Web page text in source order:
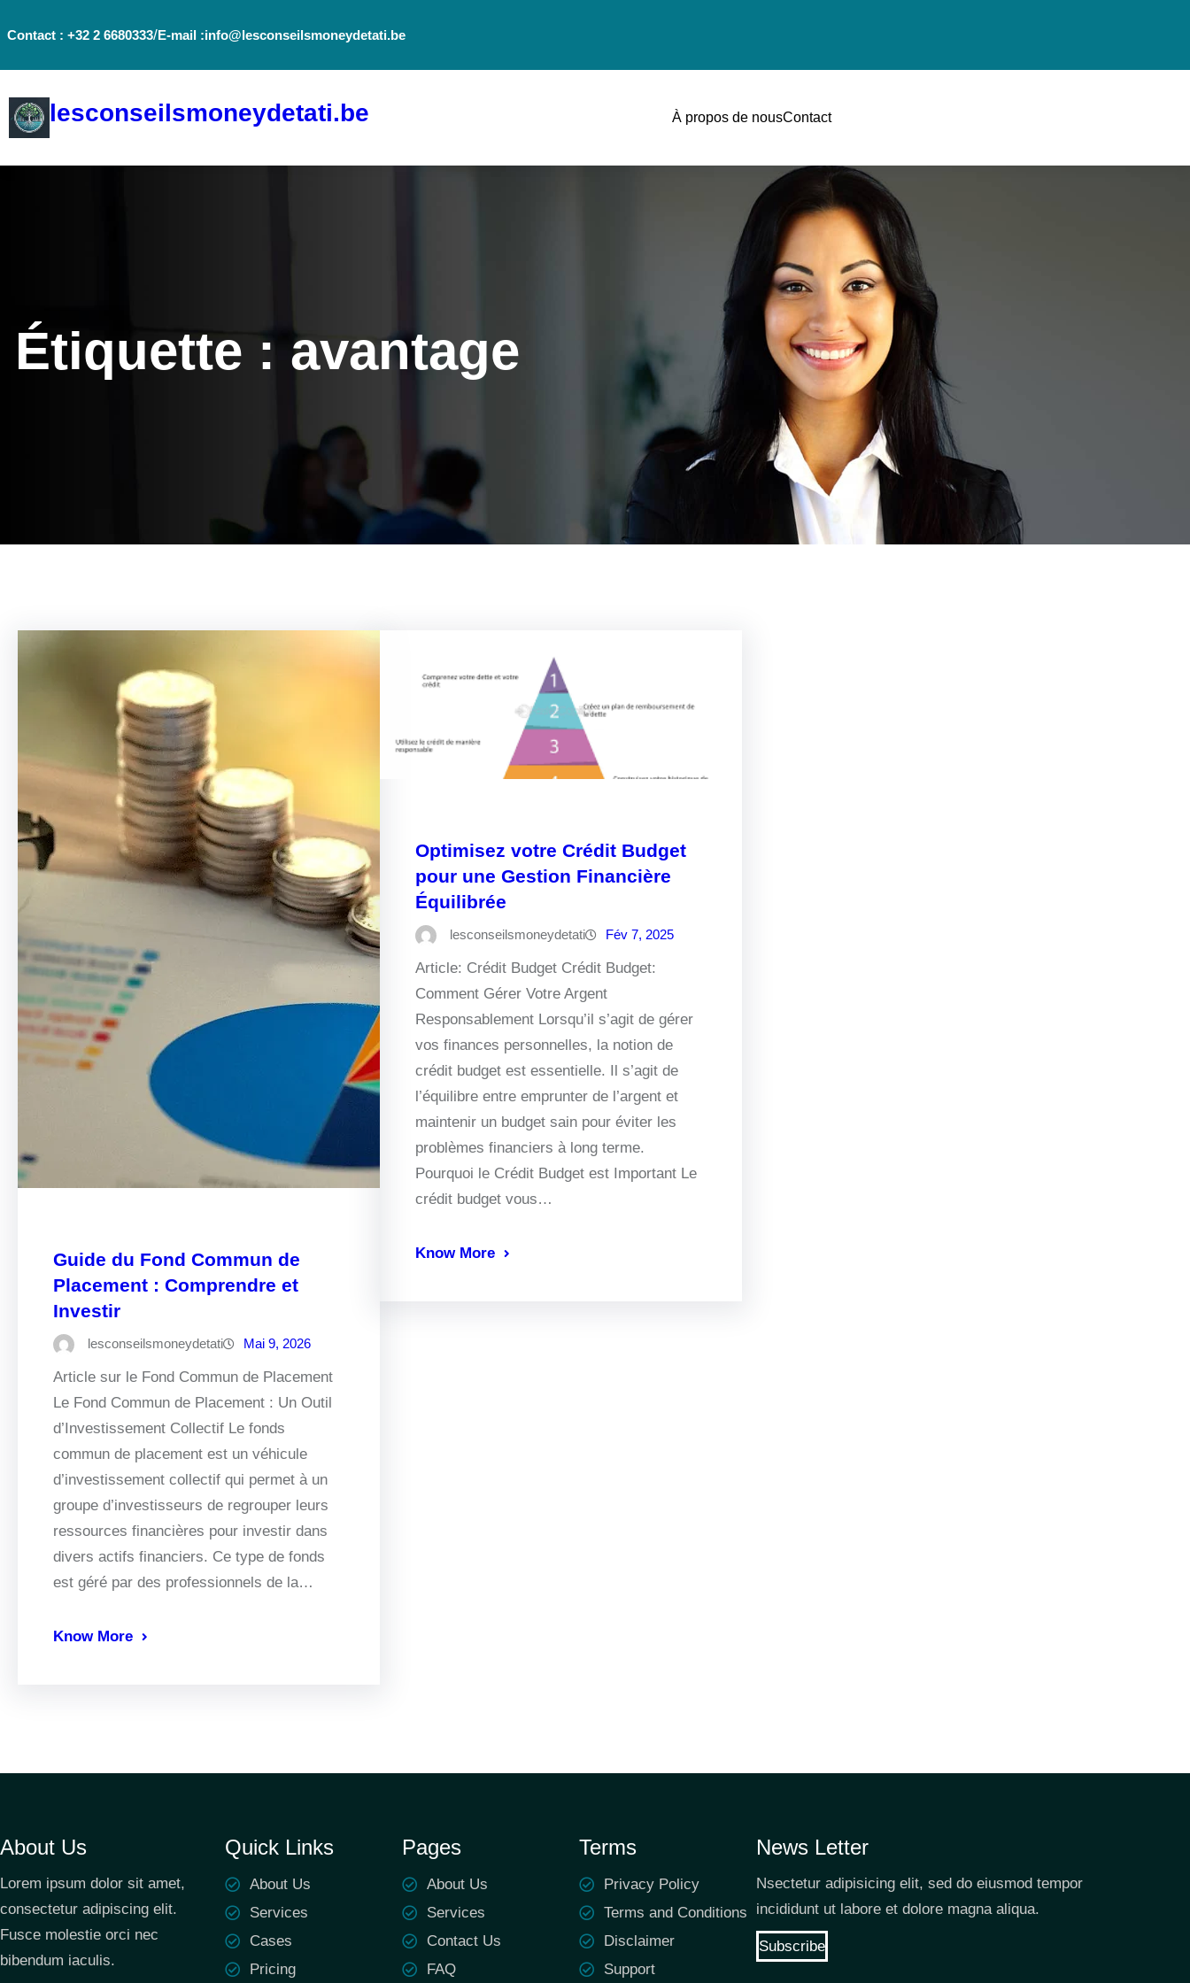
auContact : +32 2 6680333/E-mail :info@lesconseilsmoneydetati.be
lesconseilsmoneydetati.be À propos de nousContact
Étiquette : avantage
Guide du Fond Commun de
Placement : Comprendre et
Investir
lesconseilsmoneydetati Mai 9, 2026
Article sur le Fond Commun de Placement
Le Fond Commun de Placement : Un Outil
d’Investissement Collectif Le fonds
commun de placement est un véhicule
d’investissement collectif qui permet à un
groupe d’investisseurs de regrouper leurs
ressources financières pour investir dans
divers actifs financiers. Ce type de fonds
est géré par des professionnels de la…
Know More
Optimisez votre Crédit Budget
pour une Gestion Financière
Équilibrée
lesconseilsmoneydetati Fév 7, 2025
Article: Crédit Budget Crédit Budget:
Comment Gérer Votre Argent
Responsablement Lorsqu’il s’agit de gérer
vos finances personnelles, la notion de
crédit budget est essentielle. Il s’agit de
l’équilibre entre emprunter de l’argent et
maintenir un budget sain pour éviter les
problèmes financiers à long terme.
Pourquoi le Crédit Budget est Important Le
crédit budget vous…
Know More
About Us
Lorem ipsum dolor sit amet,
consectetur adipiscing elit.
Fusce molestie orci nec
bibendum iaculis.
Quick Links
About Us
Services
Cases
Pricing
Pages
About Us
Services
Contact Us
FAQ
Terms
Privacy Policy
Terms and Conditions
Disclaimer
Support
News Letter
Nsectetur adipisicing elit, sed do eiusmod tempor
incididunt ut labore et dolore magna aliqua.
Subscribe